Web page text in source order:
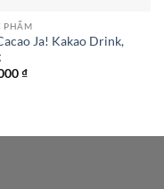
PHẨM
Ja! Kakao Drink,
₫